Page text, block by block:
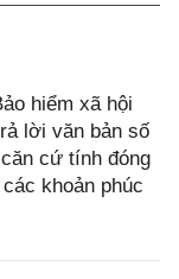
hiểm xã hội
lời văn bản số
cứ tính đóng
khoản phúc